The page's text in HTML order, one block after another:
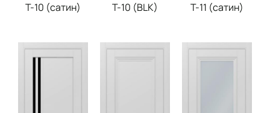
T-10 (сатин) T-10 (BLK) T-11 (сатин)